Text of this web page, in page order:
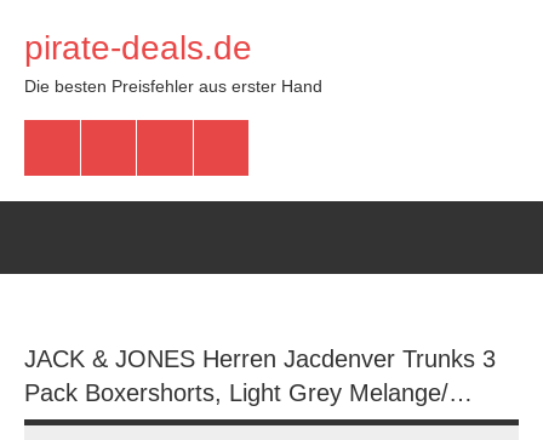
Inhalt
springen
pirate-deals.de
Die besten Preisfehler aus erster Hand
JACK & JONES Herren Jacdenver Trunks 3
Pack Boxershorts, Light Grey Melange/…